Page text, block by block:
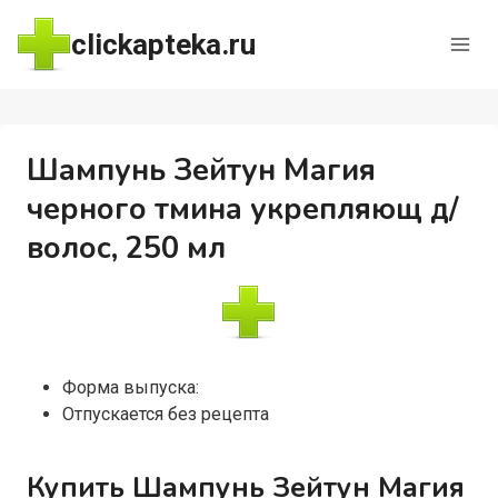
Перейти
содержимому
clickapteka.ru
Шампунь Зейтун Магия
черного тмина укрепляющ д/
волос, 250 мл
Форма выпуска:
Отпускается без рецепта
Купить Шампунь Зейтун Магия